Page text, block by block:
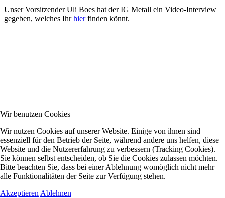
Unser Vorsitzender Uli Boes hat der IG Metall ein Video-Interview
gegeben, welches Ihrhierfinden könnt.
Wir benutzen Cookies
Wir nutzen Cookies auf unserer Website. Einige von ihnen sind
essenziell für den Betrieb der Seite, während andere uns helfen, diese
Website und die Nutzererfahrung zu verbessern (Tracking Cookies).
Sie können selbst entscheiden, ob Sie die Cookies zulassen möchten.
Bitte beachten Sie, dass bei einer Ablehnung womöglich nicht mehr
alle Funktionalitäten der Seite zur Verfügung stehen.
Akzeptieren Ablehnen